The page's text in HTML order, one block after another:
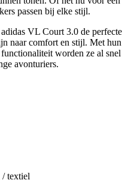
passen bij elke stijl.
VL Court 3.0 de perfecte
naar comfort en stijl. Met hun
worden ze al snel
avonturiers.
/ textiel